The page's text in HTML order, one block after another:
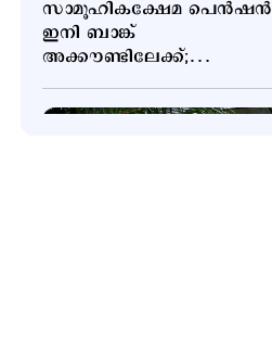
സാമൂഹികക്ഷേമ പെൻഷൻ
ഇനി ബാങ്ക്
അക്കൗണ്ടിലേക്ക്;
ഒഴിവാക്കി